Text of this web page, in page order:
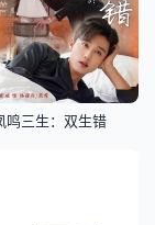
鸣三生：双生错